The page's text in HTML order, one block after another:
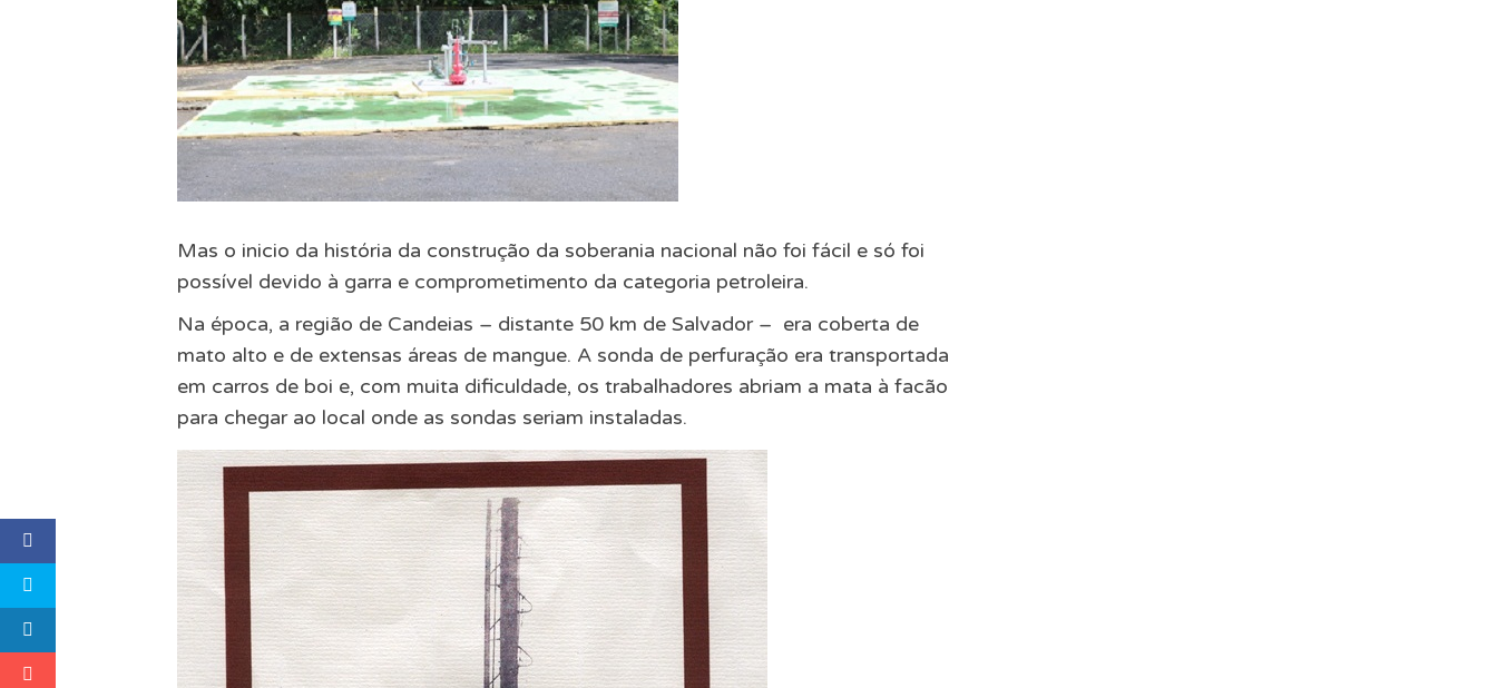
Mas o inicio da história da construção da soberania nacional não foi fácil e só foi
possível devido à garra e comprometimento da categoria petroleira.
Na época, a região de Candeias – distante 50 km de Salvador – era coberta de
mato alto e de extensas áreas de mangue. A sonda de perfuração era transportada
em carros de boi e, com muita dificuldade, os trabalhadores abriam a mata à facão
para chegar ao local onde as sondas seriam instaladas.